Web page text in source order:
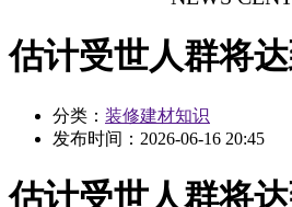
估计受世人群将
分类： 装修建材知识
发布时间： 2026-06-16 20:45
估计受世人群将